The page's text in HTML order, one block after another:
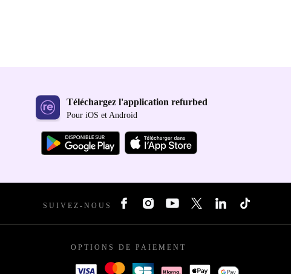
Téléchargez l'application refurbed
Pour iOS et Android
SUIVEZ-NOUS
OPTIONS DE PAIEMENT